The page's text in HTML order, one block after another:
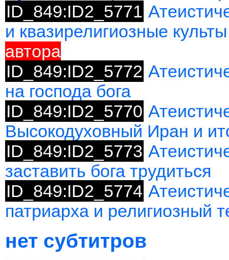
ID_849:ID2_5771
и квазирелигиозные
автора
ID_849:ID2_5772
на господа бога
ID_849:ID2_5770
Высокодуховный Иран и
ID_849:ID2_5773
заставить бога трудиться
ID_849:ID2_5774
патриарха и религиозный
нет субтитров